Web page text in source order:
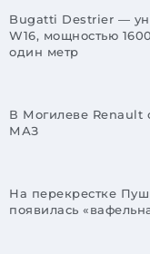
Bugatti Destrier —
W16, мощностью
один метр
В Могилеве Renault
МАЗ
На перекрестке
появилась